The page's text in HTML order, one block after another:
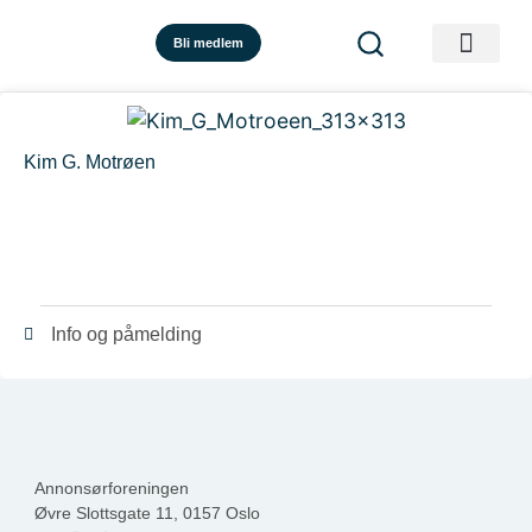
Bli medlem
Kim G. Motrøen
Info og påmelding
Annonsørforeningen
Øvre Slottsgate 11, 0157 Oslo